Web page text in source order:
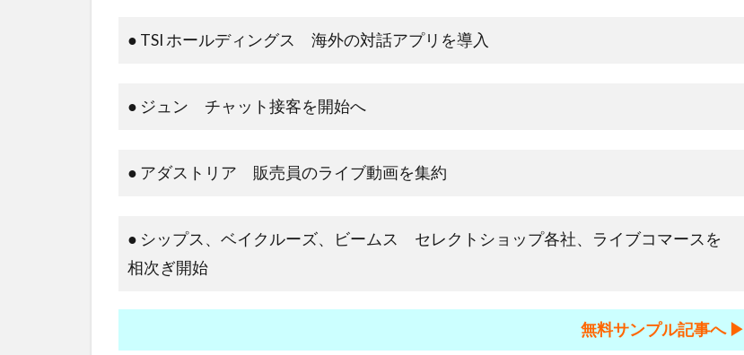
● TSI ホールディングス 海外の対話アプリを導入
● ジュン チャット接客を開始へ
● アダストリア 販売員のライブ動画を集約
● シップス、ベイクルーズ、ビームス セレクトショップ各社、ライブコマースを
相次ぎ開始
無料サンプル記事へ ▶︎